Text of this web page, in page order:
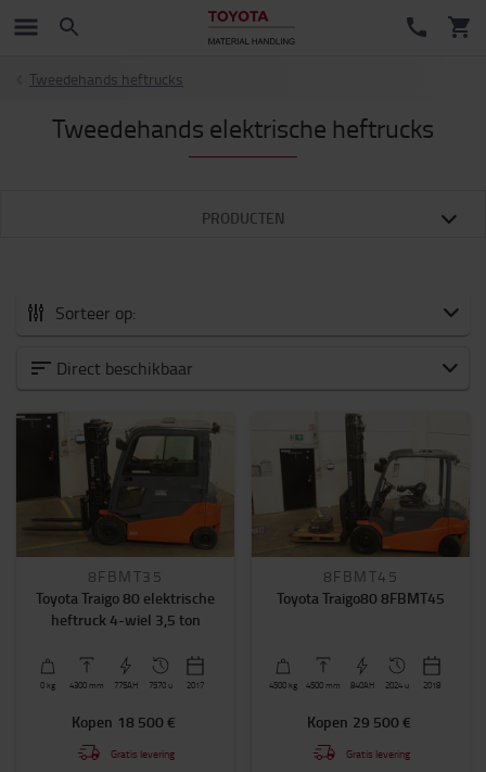
Tweedehands heftrucks
Tweedehands elektrische heftrucks
PRODUCTEN
Sorteer op:
Alle tweedehands heftrucks
Tweedehands diesel heftrucks
Tweedehands reachtrucks
Tweedehands stapelaars
Tweedehands elektrische transpalletten
Tweedehands handtranspalletten
Tweedehands orderpicktrucks
Tweedehands elektrische trekkers
3300mm 6000mm
Capaciteit (kg)
Direct beschikbaar
8FBMT35
Toyota Traigo 80 elektrische
heftruck 4-wiel 3,5 ton
0 kg 4300 mm 775AH 7570 u 2017
Kopen 18 500 €
Gratis levering
8FBMT45
Toyota Traigo80 8FBMT45
4500 kg 4500 mm 840AH 2024 u 2018
Kopen 29 500 €
Gratis levering